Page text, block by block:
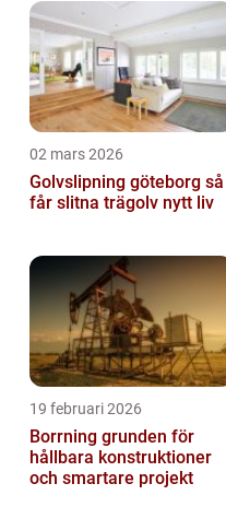
02 mars 2026
Golvslipning göteborg så
får slitna trägolv nytt liv
19 februari 2026
Borrning grunden för
hållbara konstruktioner
och smartare projekt